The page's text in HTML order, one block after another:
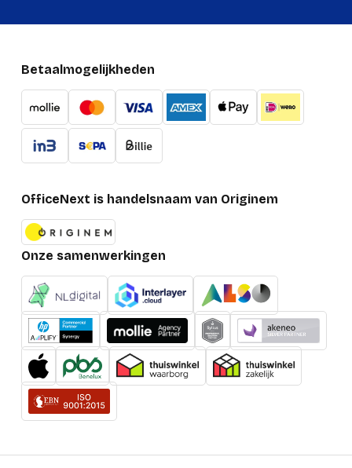
Betaalmogelijkheden
OfficeNext is handelsnaam van Originem
Onze samenwerkingen